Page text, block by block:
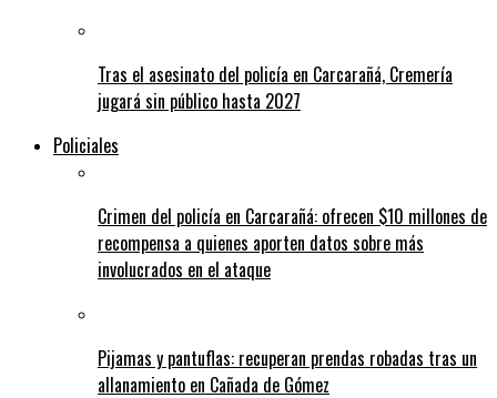
Tras el asesinato del policía en Carcarañá, Cremería
jugará sin público hasta 2027
Policiales
Crimen del policía en Carcarañá: ofrecen $10 millones de
recompensa a quienes aporten datos sobre más
involucrados en el ataque
Pijamas y pantuflas: recuperan prendas robadas tras un
allanamiento en Cañada de Gómez